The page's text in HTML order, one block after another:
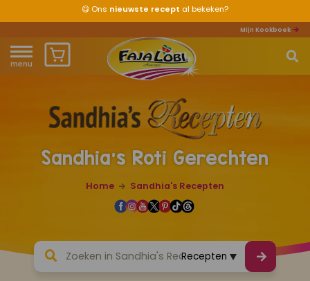
⭐⭐⭐⭐⭐Goedgekeurd door 600.000fans
Mijn Kookboek
menu
Waar ben je naar op zoek?
Home
Over ons
Recepten
Producten
Mijn kookboek
Sandhia's Roti Gerechten
Home Sandhia's Recepten